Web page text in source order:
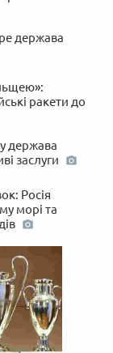
держава
ракети до
держава
заслуги
Росія
морі та